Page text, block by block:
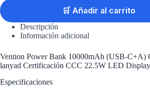
🛒 Añadir al carrito
Descripción
Información adicional
Vention Power Bank 10000mAh (USB-C+A)
lanyad Certificación CCC 22.5W LED
Especificaciones